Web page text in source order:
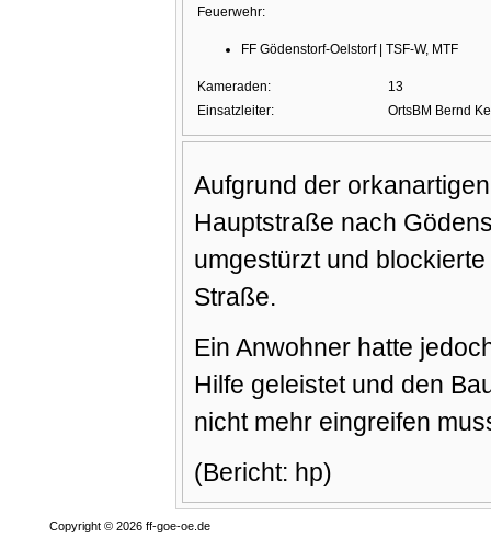
Feuerwehr:
FF Gödenstorf-Oelstorf | TSF-W, MTF
Kameraden:
13
Einsatzleiter:
OrtsBM Bernd
Aufgrund der
Hauptstraße nach
umgestürzt und
Straße.
Ein Anwohner hatte
Hilfe geleistet und den
nicht mehr eingreifen
(Bericht: hp)
Copyright © 2026 ff-goe-oe.de